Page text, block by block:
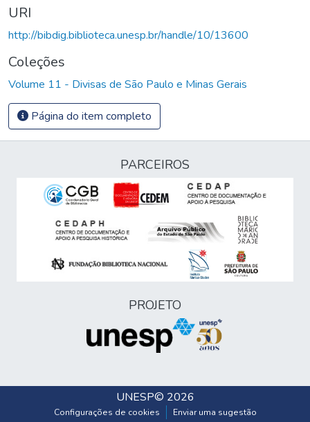
URI
http://bibdig.biblioteca.unesp.br/handle/10/13600
Coleções
Volume 11 - Divisas de São Paulo e Minas Gerais
Página do item completo
PARCEIROS
PROJETO
UNESP© 2026
Configurações de cookies Enviar uma sugestão